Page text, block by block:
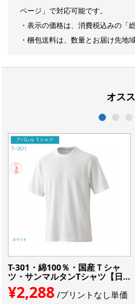
ページ」で対応可能です。
・表示の価格は、消費税込みの「
・梱包送料は、数量とお届け先地
オス
T-301・綿100％・国産Ｔシャ
ツ・サンマルタンTシャツ【日...
¥2,288/プリントなし単価
1 2 3